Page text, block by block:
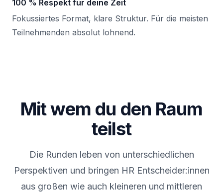
100 % Respekt für deine Zeit
Fokussiertes Format, klare Struktur. Für die meisten
Teilnehmenden absolut lohnend.
Mit wem du den Raum
teilst
Die Runden leben von unterschiedlichen
Perspektiven und bringen HR Entscheider:innen
aus großen wie auch kleineren und mittleren